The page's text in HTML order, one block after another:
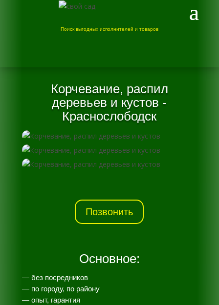
Поиск выгодных исполнителей и товаров
Корчевание, распил
деревьев и кустов -
Краснослободск
Позвонить
Основное:
— без посредников
— по городу, по району
— опыт, гарантия